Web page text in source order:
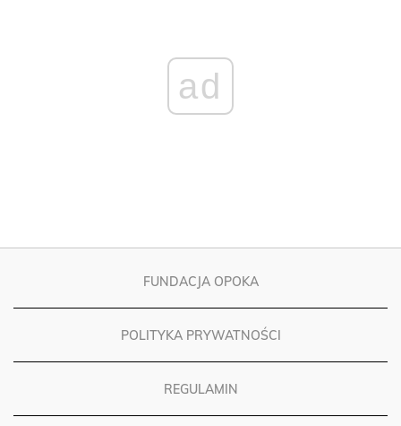
ad
FUNDACJA OPOKA
POLITYKA PRYWATNOŚCI
REGULAMIN